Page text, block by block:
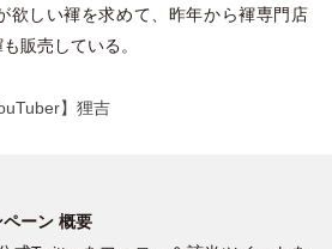
欲しい褌を求めて、昨年から褌専門店
販売している。
】狸吉
ーン 概要